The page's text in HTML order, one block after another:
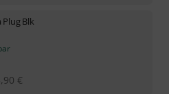
Plug Blk
€